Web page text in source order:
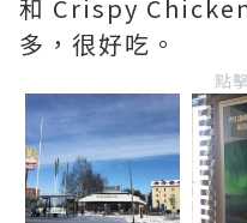
和 Crispy
多，很好吃。
點